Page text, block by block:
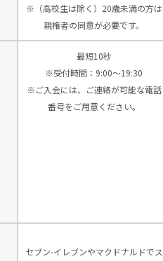
※（高校生は除く）20歳未満の方は
親権者の同意が必要です。
最短10秒
※受付時間：9:00〜19:30
※ご入会には、ご連絡が可能な電話
番号をご用意ください。
セブン-イレブンやマクドナルドでス